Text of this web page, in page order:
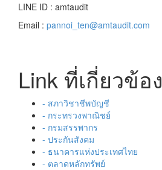
LINE ID : amtaudit
Email : pannoi_ten@amtaudit.com
Link ที่เกี่ยวข้อง
- สภาวิชาชีพบัญชี
- กระทรวงพาณิชย์
- กรมสรรพากร
- ประกันสังคม
- ธนาคารแห่งประเทศไทย
- ตลาดหลักทรัพย์